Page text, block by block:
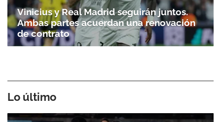
Vinicius y Real Madrid seguirán juntos.
Ambas partes acuerdan una renovación
de contrato
Lo último